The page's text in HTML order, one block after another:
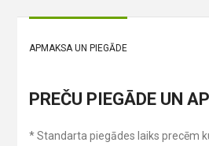
APMAKSA UN PIEGĀDE
PREČU PIEGĀDE UN
* Standarta piegādes laiks precēm